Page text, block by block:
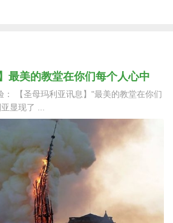
最美的教堂在你们每个人心中
： 【圣母玛利亚讯息】"最美的教堂在你们
显现了 ...